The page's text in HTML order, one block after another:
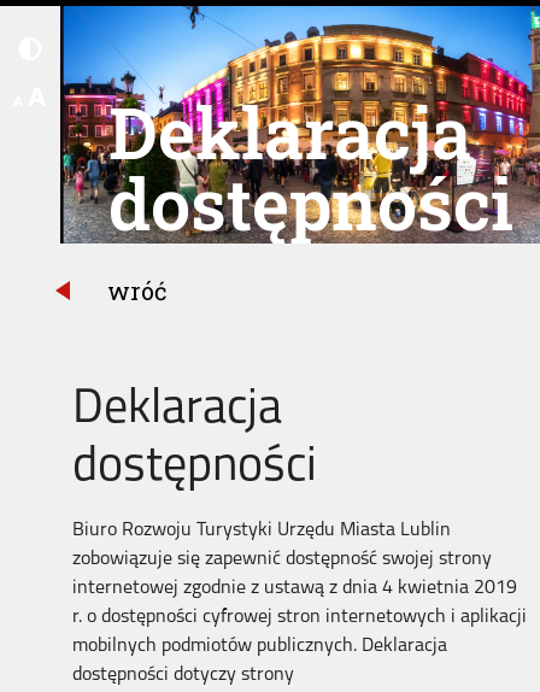
Deklaracja
dostępności
wróć
Deklaracja
dostępności
Biuro Rozwoju Turystyki Urzędu Miasta Lublin
zobowiązuje się zapewnić dostępność swojej strony
internetowej zgodnie z ustawą z dnia 4 kwietnia 2019
r. o dostępności cyfrowej stron internetowych i aplikacji
mobilnych podmiotów publicznych. Deklaracja
dostępności dotyczy strony